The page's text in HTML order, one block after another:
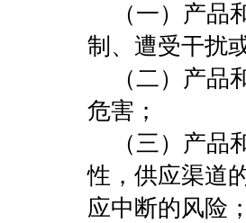
（一）产
制、遭受干扰
（二）产
危害；
（三）产
性，供应渠道
应中断的风险